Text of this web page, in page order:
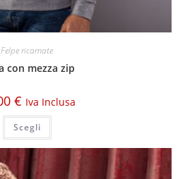
Felpe ricamate
con mezza zip
€ Iva Inclusa
Scegli